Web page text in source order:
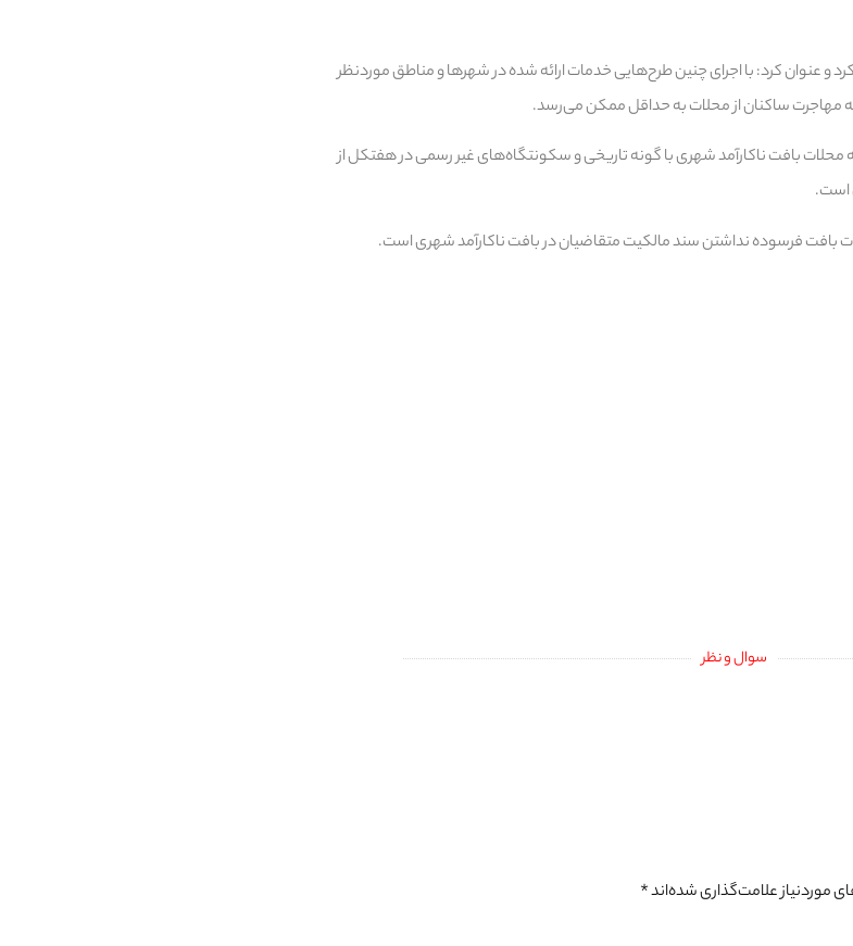
و عنوان کرد: با اجرای چنین طرح‌هایی خدمات ارائه شده در شهرها و مناطق موردنظر
مهاجرت ساکنان از محلات به حداقل ممکن می‌رسد.
بافت ناکارآمد شهری با گونه تاریخی و سکونتگاه‌های غیر رسمی در هفتکل از
است.
بافت فرسوده نداشتن سند مالکیت متقاضیان در بافت ناکارآمد شهری است.
سوال و نظر
موردنیاز علامت‌گذاری شده‌اند*